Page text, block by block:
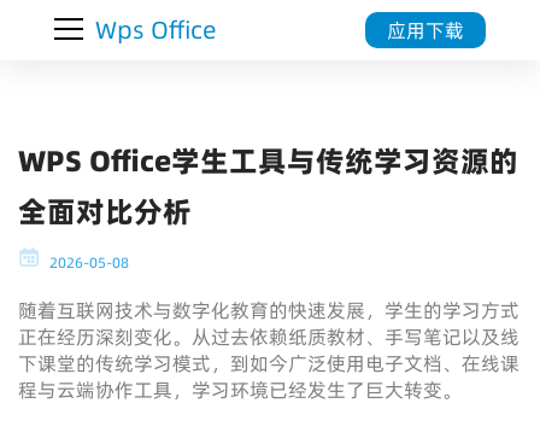
Wps Office 应用下载
WPS Office学生工具与传统学习资源的
全面对比分析
2026-05-08
随着互联网技术与数字化教育的快速发展，学生的学习方式
正在经历深刻变化。从过去依赖纸质教材、手写笔记以及线
下课堂的传统学习模式，到如今广泛使用电子文档、在线课
程与云端协作工具，学习环境已经发生了巨大转变。